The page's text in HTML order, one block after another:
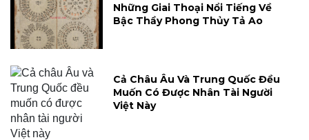
Những Giai Thoại Nổi Tiếng Về
Bậc Thầy Phong Thủy Tả Ao
Cả Châu Âu Và Trung Quốc Đều
Muốn Có Được Nhân Tài Người
Việt Này